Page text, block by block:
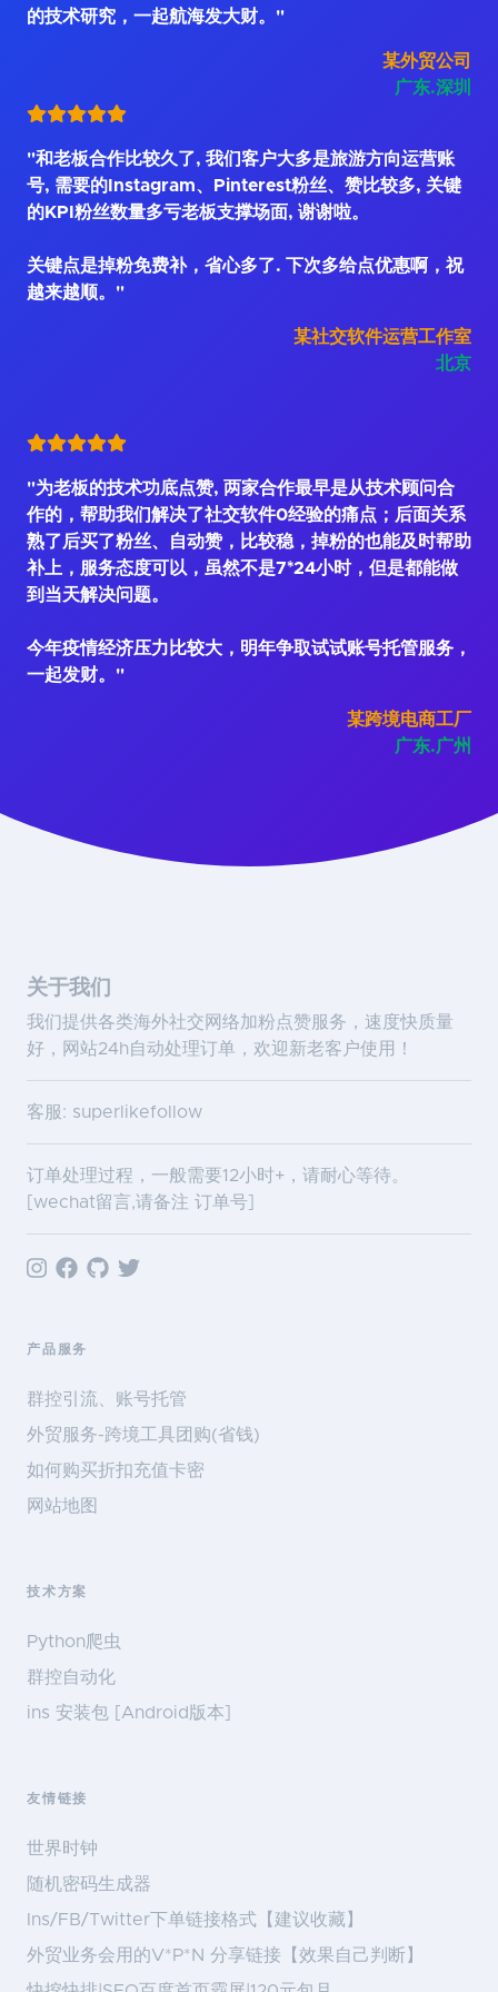
的技术研究，一起航海发大财。"
某外贸公司
广东.深圳
"和老板合作比较久了, 我们客户大多是旅游方向运营账
号, 需要的Instagram、Pinterest粉丝、赞比较多, 关键
的KPI粉丝数量多亏老板支撑场面, 谢谢啦。
关键点是掉粉免费补，省心多了. 下次多给点优惠啊，祝
越来越顺。"
某社交软件运营工作室
北京
"为老板的技术功底点赞, 两家合作最早是从技术顾问合
作的，帮助我们解决了社交软件0经验的痛点；后面关系
熟了后买了粉丝、自动赞，比较稳，掉粉的也能及时帮助
补上，服务态度可以，虽然不是7*24小时，但是都能做
到当天解决问题。
今年疫情经济压力比较大，明年争取试试账号托管服务，
一起发财。"
某跨境电商工厂
广东.广州
关于我们
我们提供各类海外社交网络加粉点赞服务，速度快质量
好，网站24h自动处理订单，欢迎新老客户使用！
客服: superlikefollow
订单处理过程，一般需要12小时+，请耐心等待。
[wechat留言,请备注 订单号]
产品服务
群控引流、账号托管
外贸服务-跨境工具团购(省钱)
如何购买折扣充值卡密
网站地图
技术方案
Python爬虫
群控自动化
ins 安装包 [Android版本]
友情链接
世界时钟
随机密码生成器
Ins/FB/Twitter下单链接格式【建议收藏】
外贸业务会用的V*P*N 分享链接【效果自己判断】